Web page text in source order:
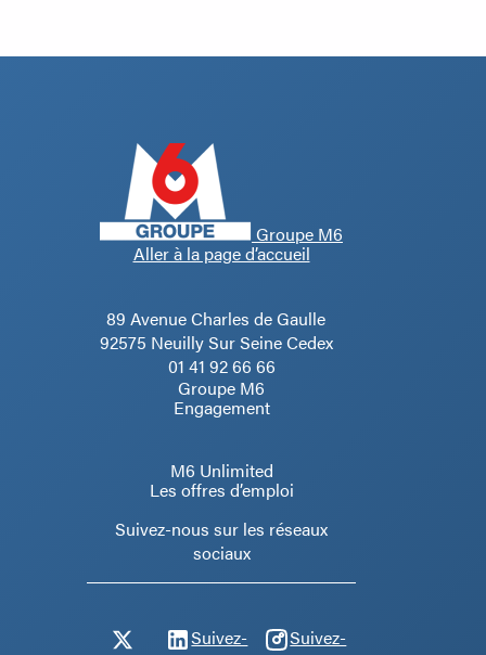
Groupe M6
Aller à la page d’accueil
89 Avenue Charles de Gaulle
92575 Neuilly Sur Seine Cedex
01 41 92 66 66
Groupe M6
Engagement
M6 Unlimited
Les offres d’emploi
Suivez-nous sur les réseaux
sociaux
Suivez-
Suivez-